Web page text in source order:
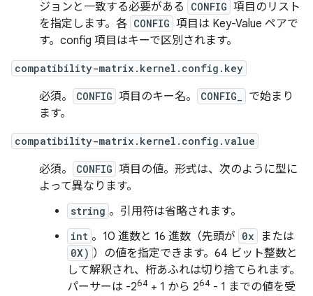
ジョンと一致する必要がある
CONFIG 項目のリスト
を指定します。各 CONFIG 項目は Key-Value ペアで
す。config 項目はキーで区別されます。
compatibility-matrix.kernel.config.key
必須。 CONFIG 項目のキー名。 CONFIG_
で始まり
ます。
compatibility-matrix.kernel.config.value
必須。 CONFIG 項目の値。形式は、次のように型に
よって異なります。
string 。引用符は省略されます。
int 。10 進数と 16 進数（先頭が 0x または
0X) ）の値を指定できます。64 ビット整数と
して解釈され、桁あふれは切り捨てられます。
パーサーは -264 + 1 から 264 - 1 までの値を受